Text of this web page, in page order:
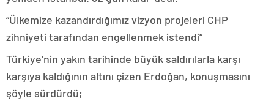
“Ülkemize kazandırdığımız vizyon projeleri CHP
zihniyeti tarafından engellenmek istendi”
Türkiye’nin yakın tarihinde büyük saldırılarla karşı
karşıya kaldığının altını çizen Erdoğan, konuşmasını
şöyle sürdürdü;